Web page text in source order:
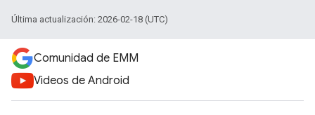
Última actualización: 2026-02-18 (UTC)
Comunidad de EMM
Videos de Android